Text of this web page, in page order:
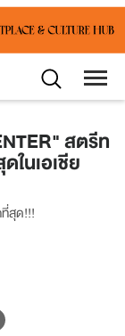
สตรีท
นเอเชีย
ที่สุด!!!